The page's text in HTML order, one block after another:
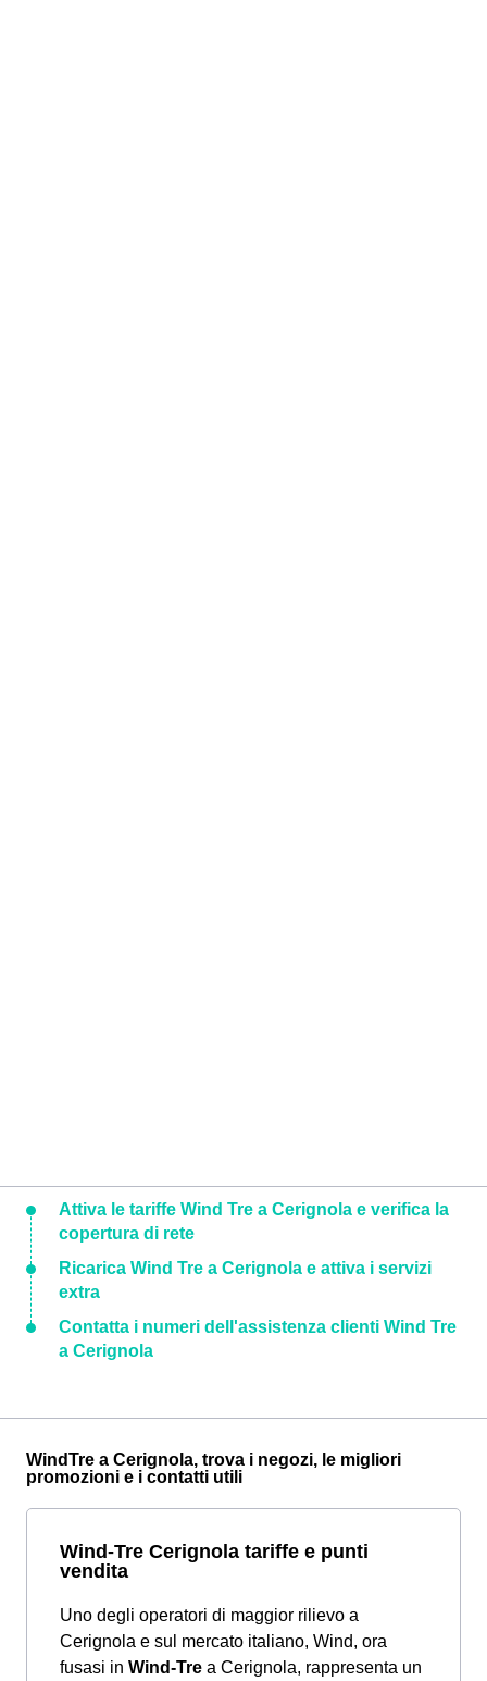
Attiva le tariffe Wind Tre a Cerignola e verifica la
copertura di rete
Ricarica Wind Tre a Cerignola e attiva i servizi
extra
Contatta i numeri dell'assistenza clienti Wind Tre
a Cerignola
WindTre a Cerignola, trova i negozi, le migliori
promozioni e i contatti utili
Wind-Tre Cerignola tariffe e punti
vendita
Uno degli operatori di maggior rilievo a
Cerignola e sul mercato italiano, Wind, ora
fusasi in Wind-Tre a Cerignola, rappresenta un